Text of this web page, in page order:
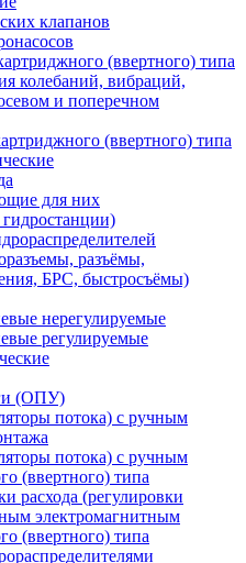
клапанов
(ввертного) типа
колебаний, вибраций,
и поперечном
(ввертного) типа
для них
разъёмы,
БРС, быстросъёмы)
нерегулируемые
регулируемые
(ОПУ)
потока) с ручным
потока) с ручным
(ввертного) типа
расхода (регулировки
электромагнитным
(ввертного) типа